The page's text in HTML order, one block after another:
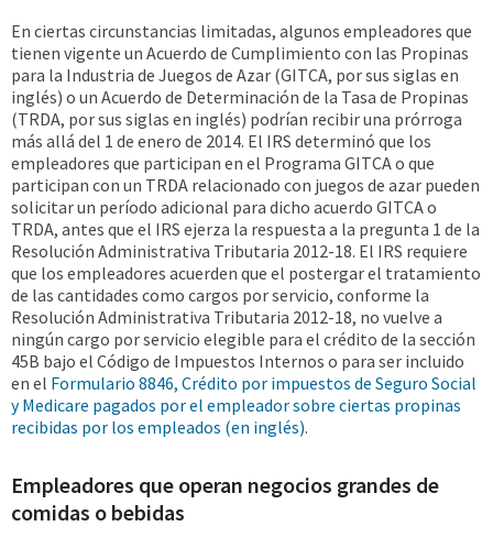
En ciertas circunstancias limitadas, algunos empleadores que
tienen vigente un Acuerdo de Cumplimiento con las Propinas
para la Industria de Juegos de Azar (GITCA, por sus siglas en
inglés) o un Acuerdo de Determinación de la Tasa de Propinas
(TRDA, por sus siglas en inglés) podrían recibir una prórroga
más allá del 1 de enero de 2014. El IRS determinó que los
empleadores que participan en el Programa GITCA o que
participan con un TRDA relacionado con juegos de azar pueden
solicitar un período adicional para dicho acuerdo GITCA o
TRDA, antes que el IRS ejerza la respuesta a la pregunta 1 de la
Resolución Administrativa Tributaria 2012-18. El IRS requiere
que los empleadores acuerden que el postergar el tratamiento
de las cantidades como cargos por servicio, conforme la
Resolución Administrativa Tributaria 2012-18, no vuelve a
ningún cargo por servicio elegible para el crédito de la sección
45B bajo el Código de Impuestos Internos o para ser incluido
en el Formulario 8846, Crédito por impuestos de Seguro Social
y Medicare pagados por el empleador sobre ciertas propinas
recibidas por los empleados (en inglés).
Empleadores que operan negocios grandes de
comidas o bebidas